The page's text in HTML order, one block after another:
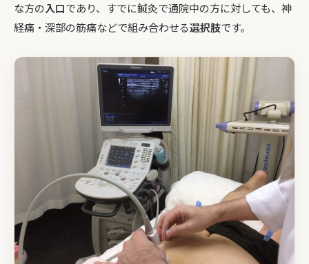
な方の入口であり、すでに鍼灸で通院中の方に対しても、神
経痛・深部の筋痛などで組み合わせる選択肢です。